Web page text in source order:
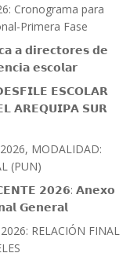
Cronograma para
Primera Fase
𝗮 𝗱𝗶𝗿𝗲𝗰𝘁𝗼𝗿𝗲𝘀 𝗱𝗲
𝗲𝘀𝗰𝗼𝗹𝗮𝗿
𝗘𝗦𝗖𝗢𝗟𝗔𝗥
𝗔𝗥𝗘𝗤𝗨𝗜𝗣𝗔 𝗦𝗨𝗥
MODALIDAD:
(PUN)
𝟮𝟬𝟮𝟲: 𝗔𝗻𝗲𝘅𝗼
𝗚𝗲𝗻𝗲𝗿𝗮𝗹
RELACIÓN FINAL